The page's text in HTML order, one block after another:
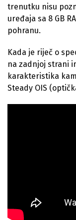
trenutku nisu
uređaja sa 8 GB
pohranu.
Kada je riječ o
na zadnjoj strani
karakteristika
Steady OIS